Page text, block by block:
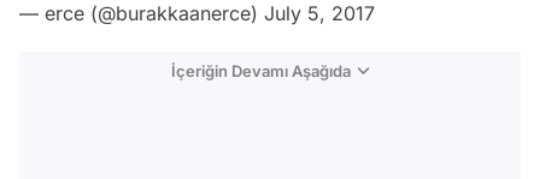
— erce (@burakkaanerce) July 5, 2017
İçeriğin Devamı Aşağıda